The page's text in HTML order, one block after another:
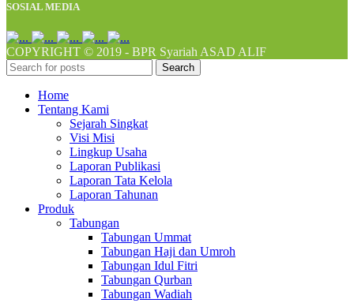
SOSIAL MEDIA
COPYRIGHT © 2019 - BPR Syariah ASAD ALIF
Search
Home
Tentang Kami
Sejarah Singkat
Visi Misi
Lingkup Usaha
Laporan Publikasi
Laporan Tata Kelola
Laporan Tahunan
Produk
Tabungan
Tabungan Ummat
Tabungan Haji dan Umroh
Tabungan Idul Fitri
Tabungan Qurban
Tabungan Wadiah